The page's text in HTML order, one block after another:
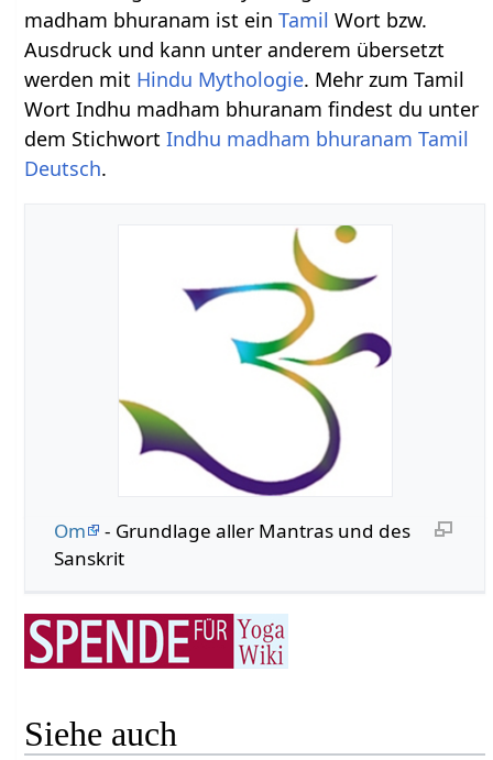
madham bhuranam ist einTamil Wort bzw.
Ausdruck und kann unter anderem übersetzt
werden mit Hindu Mythologie. Mehr zum Tamil
Wort Indhu madham bhuranam findest du unter
dem StichwortIndhu madham bhuranam Tamil
Deutsch.
Om
- Grundlage aller Mantras und des
Sanskrit
Siehe auch